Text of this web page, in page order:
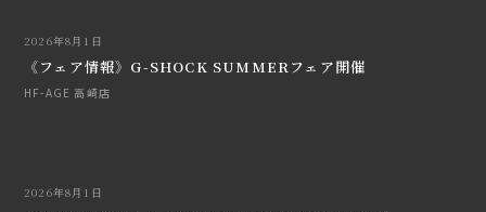
2026年8月1日
《フェア情報》G-SHOCK SUMMERフェア開催
HF-AGE 高崎店
2026年8月1日